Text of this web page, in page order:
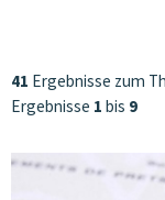
41 Ergebnisse zum
Ergebnisse 1 bis 9